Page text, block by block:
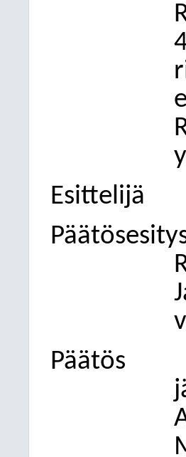
Esittelijä
Päätös